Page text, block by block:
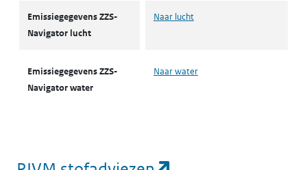
Emissiegegevens ZZS-
Navigator lucht
Naar lucht
Emissiegegevens ZZS-
Navigator water
Naar water